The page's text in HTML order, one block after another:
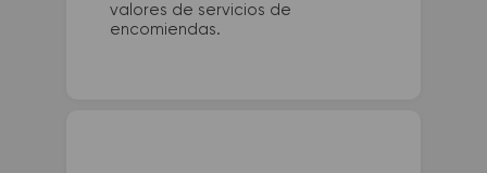
valores de servicios de
encomiendas.